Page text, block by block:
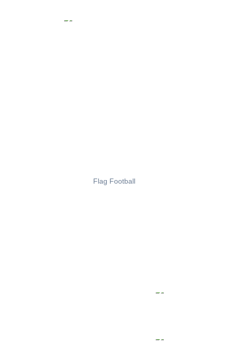
Flag Football